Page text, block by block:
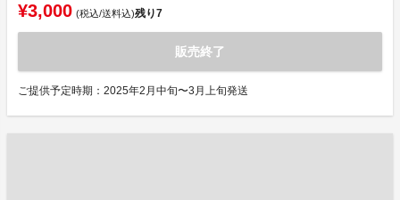
¥3,000 (税込/送料込)残り7
販売終了
ご提供予定時期：2025年2月中旬〜3月上旬発送